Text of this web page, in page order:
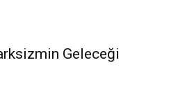
Geleceği